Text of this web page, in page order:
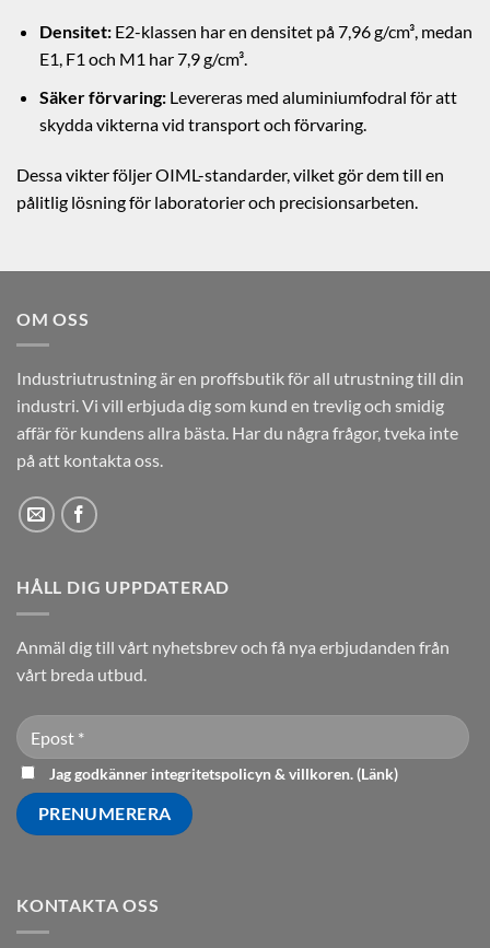
Densitet:E2-klassen har en densitet på 7,96 g/cm³, medan
E1, F1 och M1 har 7,9 g/cm³.
Säker förvaring:Levereras med aluminiumfodral för att
skydda vikterna vid transport och förvaring.
Dessa vikter följer OIML-standarder, vilket gör dem till en
pålitlig lösning för laboratorier och precisionsarbeten.
OM OSS
Industriutrustning är en proffsbutik för all utrustning till din
industri. Vi vill erbjuda dig som kund en trevlig och smidig
affär för kundens allra bästa. Har du några frågor, tveka inte
på att kontakta oss.
HÅLL DIG UPPDATERAD
Anmäl dig till vårt nyhetsbrev och få nya erbjudanden från
vårt breda utbud.
Jag godkänner integritetspolicyn & villkoren. (Länk)
KONTAKTA OSS